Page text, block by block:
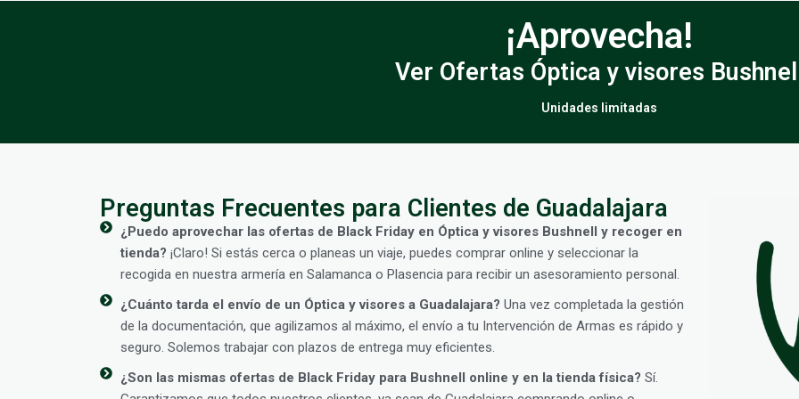
¡Aprovecha!
Ver Ofertas Óptica y visores
Unidades limitadas
Preguntas Frecuentes para Clientes de Guadalajara
¿Puedo aprovechar las ofertas de Black Friday en Óptica y visores Bushnell y recoger en
tienda? ¡Claro! Si estás cerca o planeas un viaje, puedes comprar online y seleccionar la
recogida en nuestra armería en Salamanca o Plasencia para recibir un asesoramiento personal.
¿Cuánto tarda el envío de un Óptica y visores a Guadalajara? Una vez completada la gestión
de la documentación, que agilizamos al máximo, el envío a tu Intervención de Armas es rápido y
seguro. Solemos trabajar con plazos de entrega muy eficientes.
¿Son las mismas ofertas de Black Friday para Bushnell online y en la tienda física? Sí.